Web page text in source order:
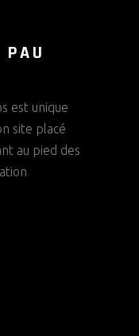
est unique
site placé
au pied des